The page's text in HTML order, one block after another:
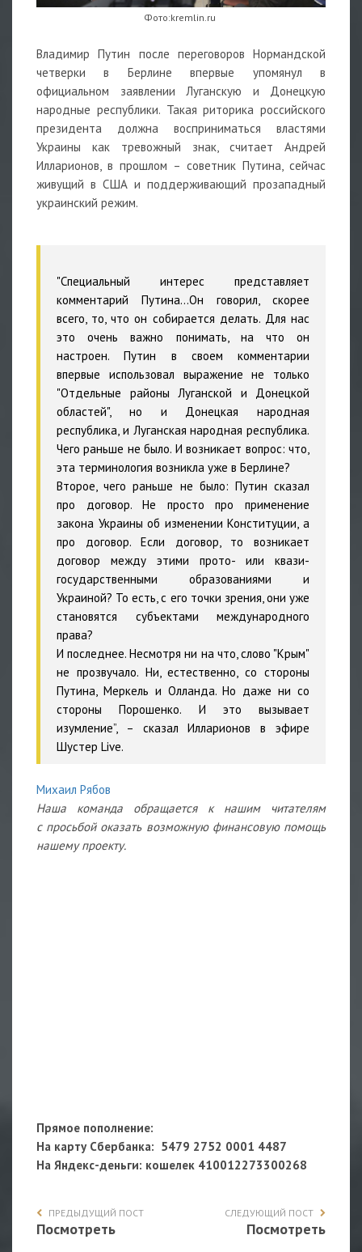
Фото:kremlin.ru
Владимир Путин после переговоров Нормандской
четверки в Берлине впервые упомянул в
официальном заявлении Луганскую и Донецкую
народные республики. Такая риторика российского
президента должна восприниматься властями
Украины как тревожный знак, считает Андрей
Илларионов, в прошлом – советник Путина, сейчас
живущий в США и поддерживающий прозападный
украинский режим.
"Специальный интерес представляет
комментарий Путина…Он говорил, скорее
всего, то, что он собирается делать. Для нас
это очень важно понимать, на что он
настроен. Путин в своем комментарии
впервые использовал выражение не только
"Отдельные районы Луганской и Донецкой
областей", но и Донецкая народная
республика, и Луганская народная республика.
Чего раньше не было. И возникает вопрос: что,
эта терминология возникла уже в Берлине?
Второе, чего раньше не было: Путин сказал
про договор. Не просто про применение
закона Украины об изменении Конституции, а
про договор. Если договор, то возникает
договор между этими прото- или квази-
государственными образованиями и
Украиной? То есть, с его точки зрения, они уже
становятся субъектами международного
права?
И последнее. Несмотря ни на что, слово "Крым"
не прозвучало. Ни, естественно, со стороны
Путина, Меркель и Олланда. Но даже ни со
стороны Порошенко. И это вызывает
изумление”, – сказал Илларионов в эфире
Шустер Live.
Михаил Рябов
Наша команда обращается к нашим читателям
с просьбой оказать возможную финансовую помощь
нашему проекту.
Прямое пополнение:
На карту Сбербанка: 5479 2752 0001 4487
На Яндекс-деньги: кошелек 410012273300268
ПРЕДЫДУЩИЙ ПОСТ
Посмотреть
СЛЕДУЮЩИЙ ПОСТ
Посмотреть